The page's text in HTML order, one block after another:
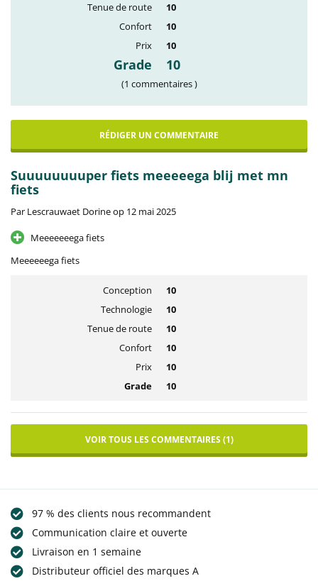
Tenue de route
10
Confort
10
Prix
10
Grade 10
(1 commentaires )
RÉDIGER UN COMMENTAIRE
Suuuuuuuuper fiets meeeeega blij met mn
fiets
Par Lescrauwaet Dorine op 12 mai 2025
Meeeeeeega fiets
Meeeeeega fiets
Conception
10
Technologie
10
Tenue de route
10
Confort
10
Prix
10
Grade
10
VOIR TOUS LES COMMENTAIRES (1)
97 % des clients nous recommandent
Communication claire et ouverte
Livraison en 1 semaine
Distributeur officiel des marques A